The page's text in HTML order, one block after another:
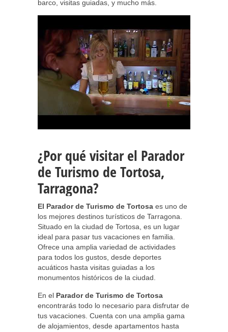
barco, visitas guiadas, y mucho más.
¿Por qué visitar el Parador
de Turismo de Tortosa,
Tarragona?
El Parador de Turismo de Tortosa es uno de
los mejores destinos turísticos de Tarragona.
Situado en la ciudad de Tortosa, es un lugar
ideal para pasar tus vacaciones en familia.
Ofrece una amplia variedad de actividades
para todos los gustos, desde deportes
acuáticos hasta visitas guiadas a los
monumentos históricos de la ciudad.
En el Parador de Turismo de Tortosa
encontrarás todo lo necesario para disfrutar de
tus vacaciones. Cuenta con una amplia gama
de alojamientos, desde apartamentos hasta